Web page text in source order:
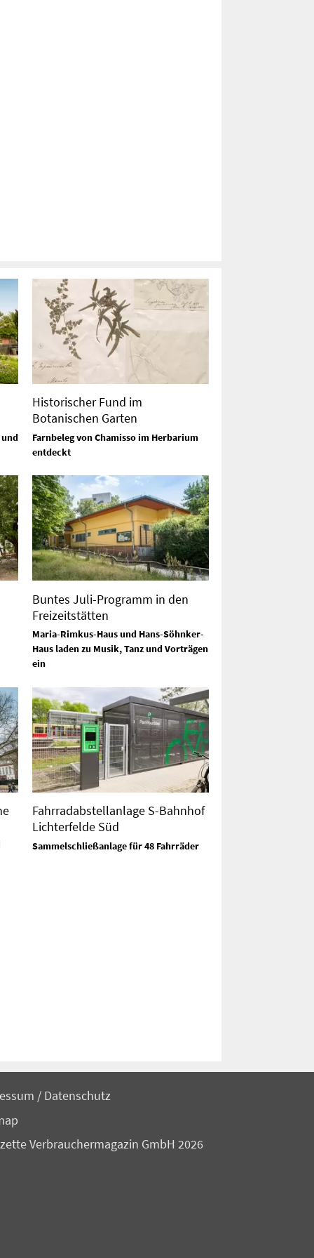
Historischer Fund im
Botanischen Garten
Farnbeleg von Chamisso im Herbarium
entdeckt
Buntes Juli-Programm in den
Freizeitstätten
Maria-Rimkus-Haus und Hans-Söhnker-
Haus laden zu Musik, Tanz und Vorträgen
ein
Fahrradabstellanlage S-Bahnhof
Lichterfelde Süd
Sammelschließanlage für 48 Fahrräder
/ Datenschutz
Verbrauchermagazin GmbH 2026